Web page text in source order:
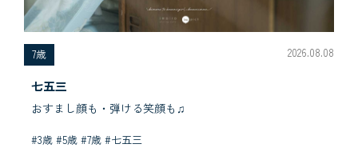
7歳 2026.08.08
七五三
おすまし顔も・弾ける笑顔も♫
#3歳 #5歳 #7歳 #七五三